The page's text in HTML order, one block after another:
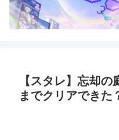
【スタレ】忘却
までクリアできた